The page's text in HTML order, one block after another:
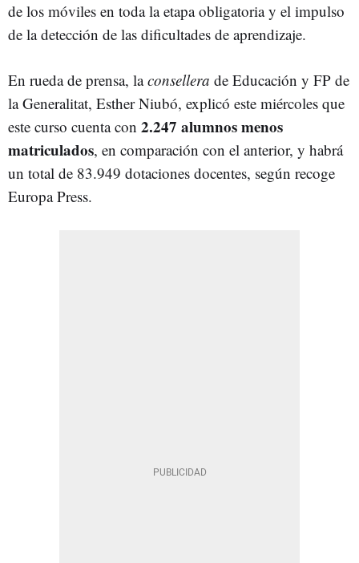
de los móviles en toda la etapa obligatoria y el impulso
de la detección de las dificultades de aprendizaje.
En rueda de prensa, laconsellera de Educación y FP de
la Generalitat, Esther Niubó, explicó este miércoles que
este curso cuenta con 2.247 alumnos menos
matriculados, en comparación con el anterior, y habrá
un total de 83.949 dotaciones docentes, según recoge
Europa Press.